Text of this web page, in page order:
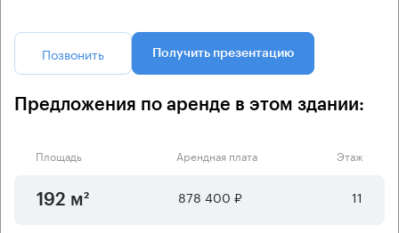
Позвонить Получить презентацию
Предложения по аренде в этом здании:
Площадь Арендная плата Этаж
192 м² 878 400 ₽ 11